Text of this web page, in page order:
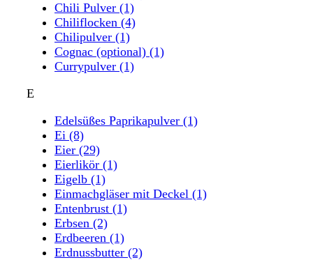
Chili Pulver (1)
Chiliflocken (4)
Chilipulver (1)
Cognac (optional) (1)
Currypulver (1)
E
Edelsüßes Paprikapulver (1)
Ei (8)
Eier (29)
Eierlikör (1)
Eigelb (1)
Einmachgläser mit Deckel (1)
Entenbrust (1)
Erbsen (2)
Erdbeeren (1)
Erdnussbutter (2)